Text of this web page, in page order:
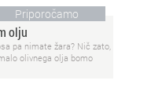
Priporočamo
olju
pa nimate žara? Nič zato,
olivnega olja bomo